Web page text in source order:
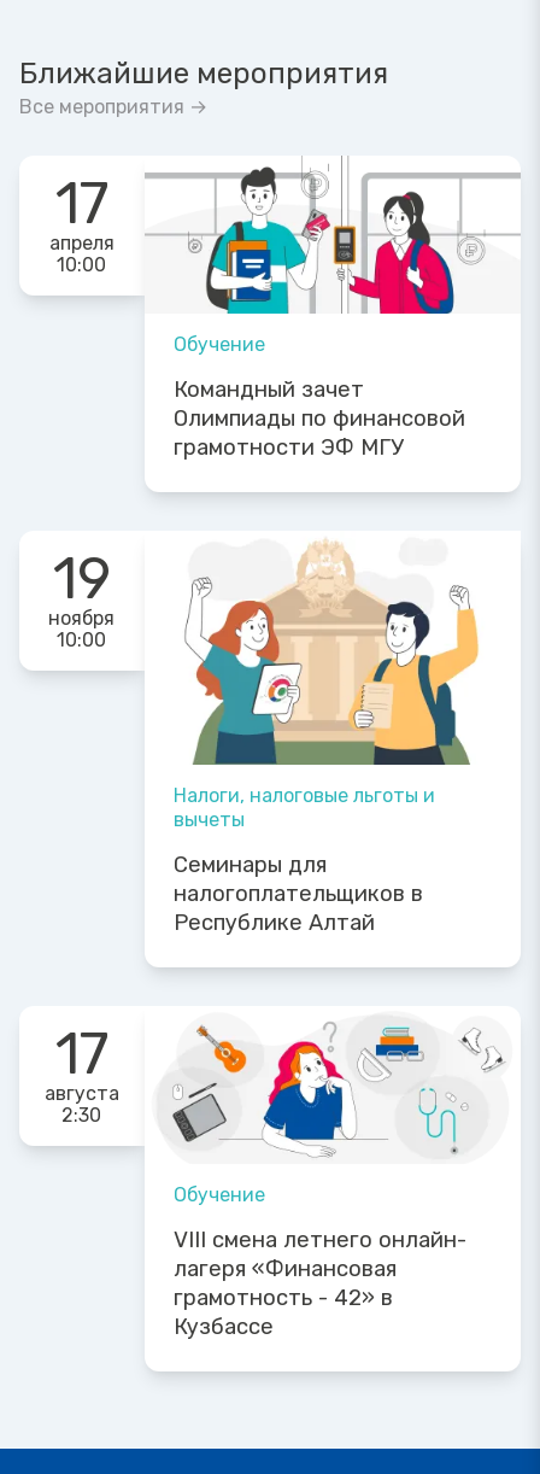
Ближайшие мероприятия
Все мероприятия →
17
апреля
10:00
Обучение
Командный зачет
Олимпиады по финансовой
грамотности ЭФ МГУ
19
ноября
10:00
Налоги, налоговые льготы и
вычеты
Семинары для
налогоплательщиков в
Республике Алтай
17
августа
2:30
Обучение
VIII смена летнего онлайн-
лагеря «Финансовая
грамотность - 42» в
Кузбассе